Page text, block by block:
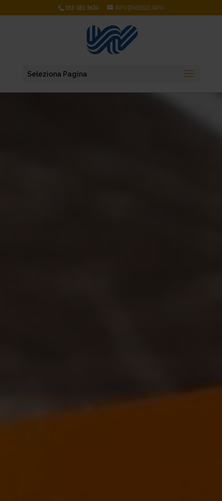
353 383 5630 INFO@WEBDO.INFO
Seleziona Pagina